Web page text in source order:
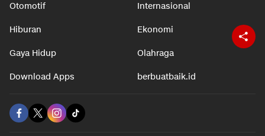
Otomotif Internasional
Hiburan Ekonomi
Gaya Hidup Olahraga
Download Apps berbuatbaik.id